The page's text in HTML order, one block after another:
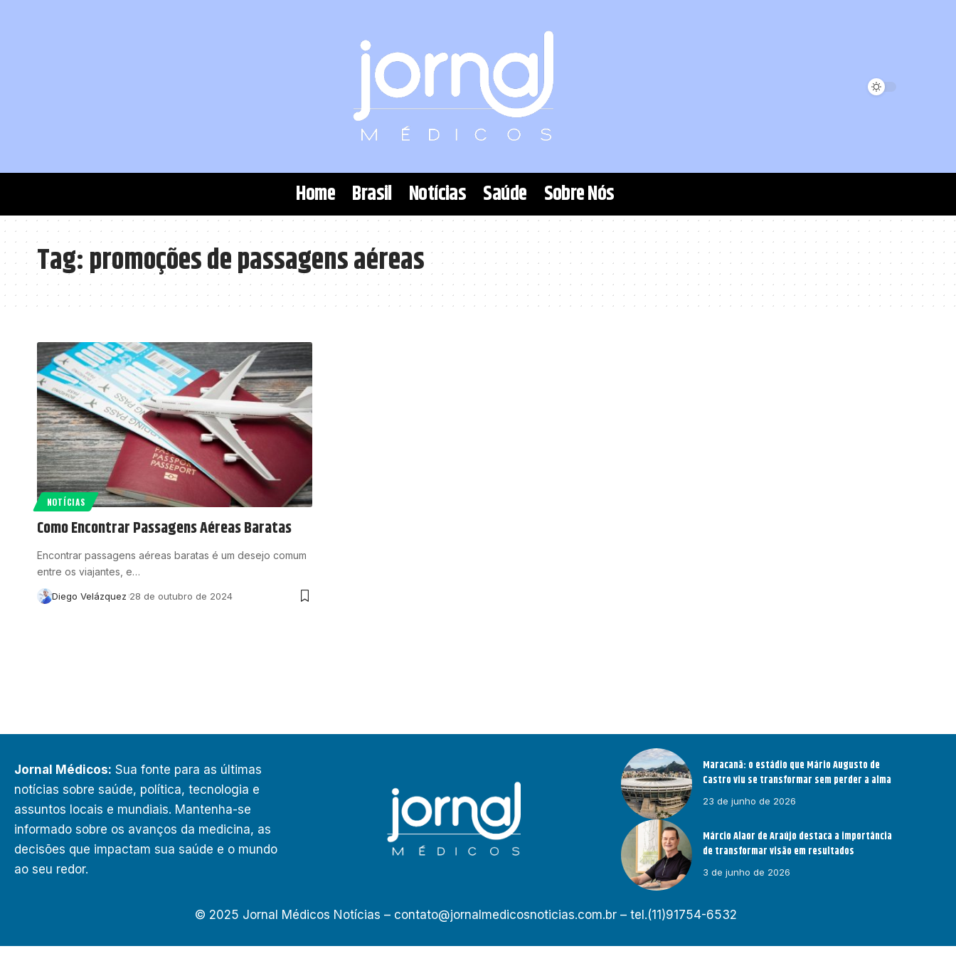
Home Brasil Notícias Saúde Sobre Nós
Tag:promoções de passagens aéreas
NOTÍCIAS
Como Encontrar Passagens Aéreas Baratas
Encontrar passagens aéreas baratas é um desejo comum
entre os viajantes, e…
Diego Velázquez 28 de outubro de 2024
Jornal Médicos: Sua fonte para as últimas
notícias sobre saúde, política, tecnologia e
assuntos locais e mundiais. Mantenha-se
informado sobre os avanços da medicina, as
decisões que impactam sua saúde e o mundo
ao seu redor.
Maracanã: o estádio que Mário Augusto de
Castro viu se transformar sem perder a alma
23 de junho de 2026
Márcio Alaor de Araújo destaca a importância
de transformar visão em resultados
3 de junho de 2026
© 2025 Jornal Médicos Notícias – contato@jornalmedicosnoticias.com.br– tel.(11)91754-6532